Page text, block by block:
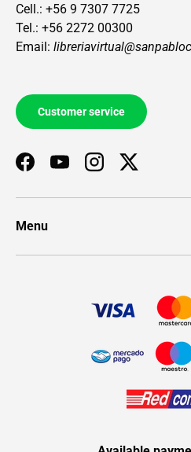
Cell.: +56 9 7307 7725
Tel.: +56 2272 00300
Email:
Customer service
FacebookYouTubeInstagramTwitter
Menu